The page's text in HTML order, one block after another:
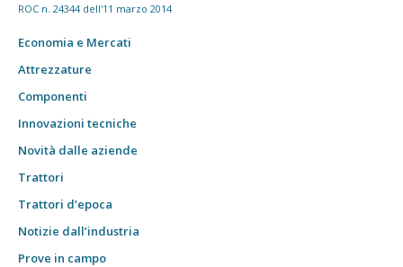
ROC n. 24344 dell'11 marzo 2014
Economia e Mercati
Attrezzature
Componenti
Innovazioni tecniche
Novità dalle aziende
Trattori
Trattori d’epoca
Notizie dall’industria
Prove in campo